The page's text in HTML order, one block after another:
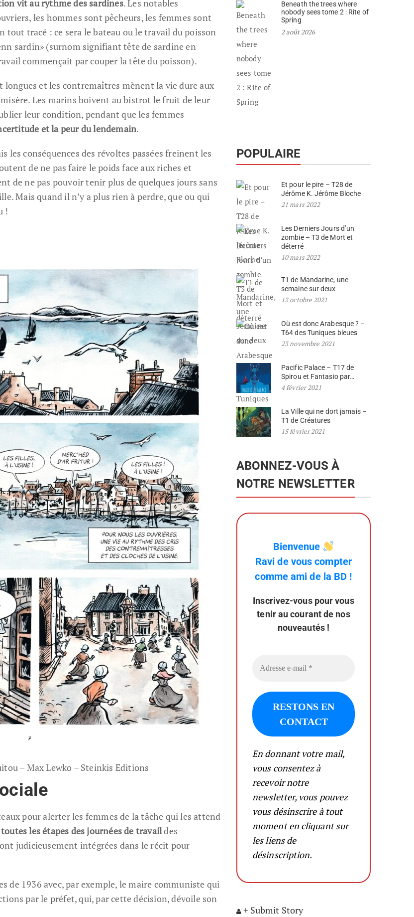
vit au rythme des sardines. Les notables
les hommes sont pêcheurs, les femmes sont
tracé : ce sera le bateau ou le travail du poisson
sardin» (surnom signifiant tête de sardine en
commençait par couper la tête du poisson).
longues et les contremaîtres mènent la vie dure aux
Les marins boivent au bistrot le fruit de leur
leur condition, pendant que les femmes
et la peur du lendemain.
les conséquences des révoltes passées freinent les
de ne pas faire le poids face aux riches et
de ne pas pouvoir tenir plus de quelques jours sans
Mais quand il n’y a plus rien à perdre, que ou qui
!
– Max Lewko – Steinkis Editions
pour alerter les femmes de la tâche qui les attend
toutes les étapes des journées de travaildes
judicieusement intégrées dans le récit pour
de 1936 avec, par exemple, le maire communiste qui
par le préfet, qui, par cette décision, dévoile son
Beneath the trees where
nobody sees tome 2 : Rite of
Spring
2 août 2026
POPULAIRE
Et pour le pire – T28 de
Jérôme K. Jérôme Bloche
21 mars 2022
Les Derniers Jours d’un
zombie – T3 de Mort et
déterré
10 mars 2022
T1 de Mandarine, une
semaine sur deux
12 octobre 2021
Où est donc Arabesque ? –
T64 des Tuniques bleues
23 novembre 2021
Pacific Palace – T17 de
Spirou et Fantasio par…
4 février 2021
La Ville qui ne dort jamais –
T1 de Créatures
15 février 2021
ABONNEZ-VOUS À
NOTRE NEWSLETTER
Bienvenue
Ravi de vouscompter
comme ami de la BD !
Inscrivez-vous pourvous
tenir au courant de nos
nouveautés !
En donnant votre mail,
vous consentez à
recevoir notre
newsletter, vous pouvez
vous désinscrire à tout
moment en cliquant sur
les liens de
désinscription.
+ Submit Story